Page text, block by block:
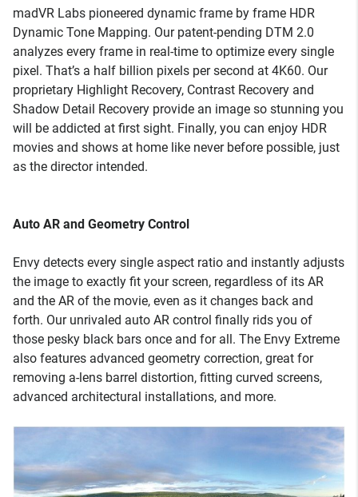
madVR Labs pioneered dynamic frame by frame HDR
Dynamic Tone Mapping. Our patent-pending DTM 2.0
analyzes every frame in real-time to optimize every single
pixel. That’s a half billion pixels per second at 4K60. Our
proprietary Highlight Recovery, Contrast Recovery and
Shadow Detail Recovery provide an image so stunning you
will be addicted at first sight. Finally, you can enjoy HDR
movies and shows at home like never before possible, just
as the director intended.
Auto AR and Geometry Control
Envy detects every single aspect ratio and instantly adjusts
the image to exactly fit your screen, regardless of its AR
and the AR of the movie, even as it changes back and
forth. Our unrivaled auto AR control finally rids you of
those pesky black bars once and for all. The Envy Extreme
also features advanced geometry correction, great for
removing a-lens barrel distortion, fitting curved screens,
advanced architectural installations, and more.